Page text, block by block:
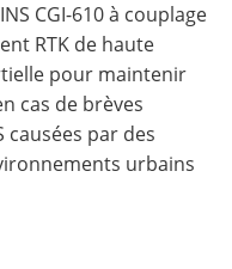
CGI-610 à couplage
RTK de haute
pour maintenir
cas de brèves
par des
urbains